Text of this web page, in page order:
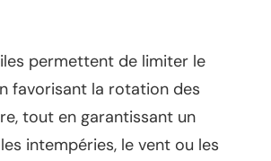
permettent de limiter le
favorisant la rotation des
tout en garantissant un
intempéries, le vent ou les